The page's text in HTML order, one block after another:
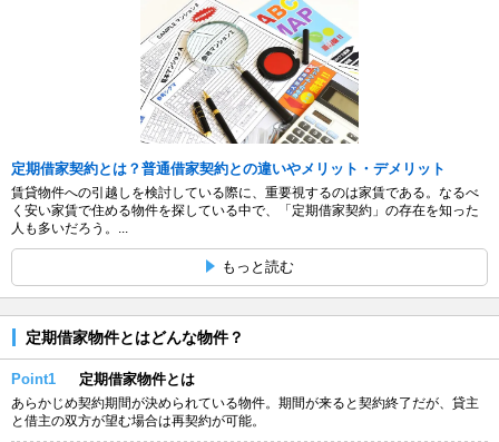
定期借家契約とは？普通借家契約との違いやメリット・デメリット
賃貸物件への引越しを検討している際に、重要視するのは家賃である。なるべ
く安い家賃で住める物件を探している中で、「定期借家契約」の存在を知った
人も多いだろう。...
もっと読む
定期借家物件とはどんな物件？
Point1 定期借家物件とは
あらかじめ契約期間が決められている物件。期間が来ると契約終了だが、貸主
と借主の双方が望む場合は再契約が可能。